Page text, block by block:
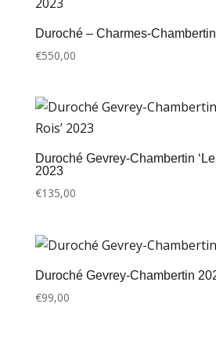
Duroché – Charmes-
€550,00
Duroché Gevrey-Chambertin
2023
€135,00
Duroché Gevrey-Chambertin
€99,00